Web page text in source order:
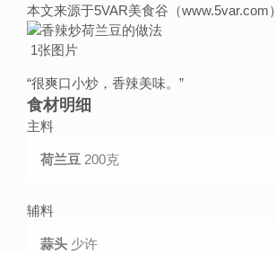
本文来源于5VAR美食谷（www.5var.com）
1张图片
“很爽口小炒，香辣美味。 ”
食材明细
主料
荷兰豆 200克
辅料
蒜头 少许